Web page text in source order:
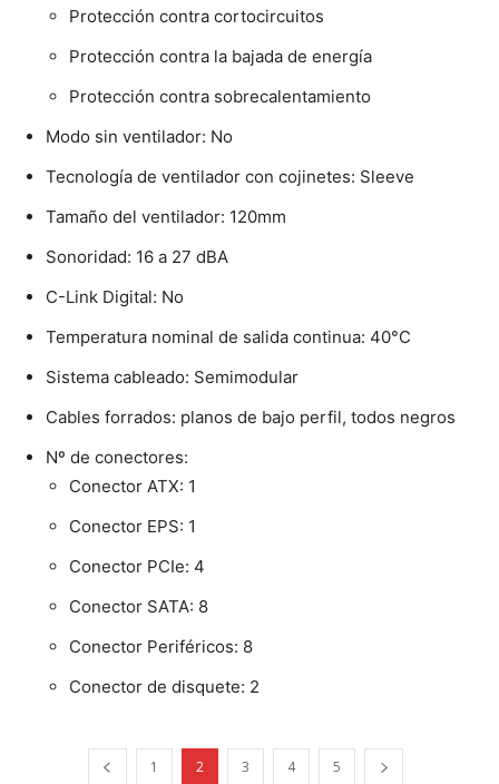
Protección contra cortocircuitos
Protección contra la bajada de energía
Protección contra sobrecalentamiento
Modo sin ventilador: No
Tecnología de ventilador con cojinetes: Sleeve
Tamaño del ventilador: 120mm
Sonoridad: 16 a 27 dBA
C-Link Digital: No
Temperatura nominal de salida continua: 40°C
Sistema cableado: Semimodular
Cables forrados: planos de bajo perfil, todos negros
Nº de conectores:
Conector ATX: 1
Conector EPS: 1
Conector PCIe: 4
Conector SATA: 8
Conector Periféricos: 8
Conector de disquete: 2
1 2 3 4 5